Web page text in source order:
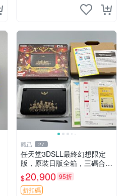
觀己 27
任天堂3DSLL最終幻想限定
版，原裝日版全箱，三碼合
一，屏幕清晰無壞點，轉軸靈
活，所有功能正常 最終幻想
限定版 3DSL 日版 觸控電機
$20,900 95折
折扣碼